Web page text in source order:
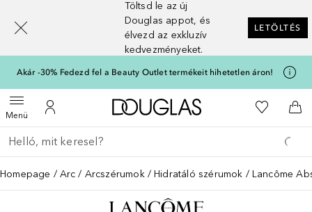
Töltsd le az új
Douglas appot, és
élvezd az exkluzív
kedvezményeket.
LETÖLTÉS
Akár -30% Fedezd fel a Beauty Outlet termékeit hihetetlen áron!
MenüMenü megnyitása
A fiókomhoz
A Douglas Főoldalra
A
Menj vissza
Keresés végrehajtása
Homepage Arc Arcszérumok Hidratáló szérumok Lancôme
[navigation.slideout.screenreader]